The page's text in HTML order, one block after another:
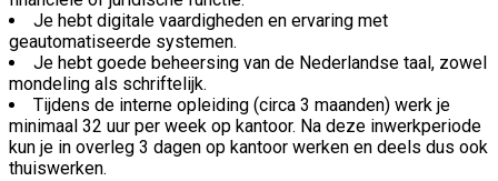
Je hebt digitale vaardigheden en ervaring met
geautomatiseerde systemen.
Je hebt goede beheersing van de Nederlandse taal, zowel
mondeling als schriftelijk.
Tijdens de interne opleiding (circa 3 maanden) werk je
minimaal 32 uur per week op kantoor. Na deze inwerkperiode
kun je in overleg 3 dagen op kantoor werken en deels dus ook
thuiswerken.